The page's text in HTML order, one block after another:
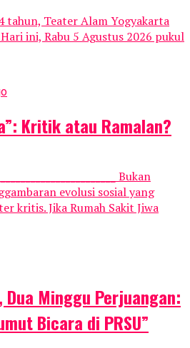
tahun, Teater Alam Yogyakarta
ini, Rabu 5 Agustus 2026 pukul
Kritik atau Ramalan?
Bukan
evolusi sosial yang
kritis. Jika Rumah Sakit Jiwa
Dua Minggu Perjuangan:
Bicara di PRSU”